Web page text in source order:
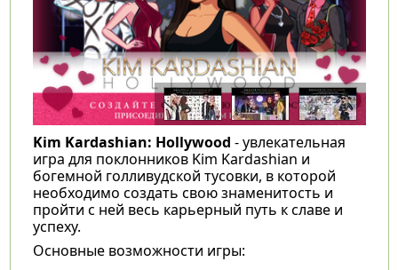
Kim Kardashian: Hollywood - увлекательная
игра для поклонников Kim Kardashian и
богемной голливудской тусовки, в которой
необходимо создать свою знаменитость и
пройти с ней весь карьерный путь к славе и
успеху.
Основные возможности игры: